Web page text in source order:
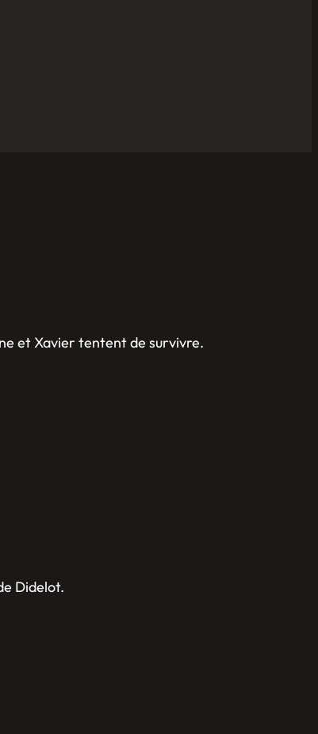
et Xavier tentent de survivre.
Didelot.